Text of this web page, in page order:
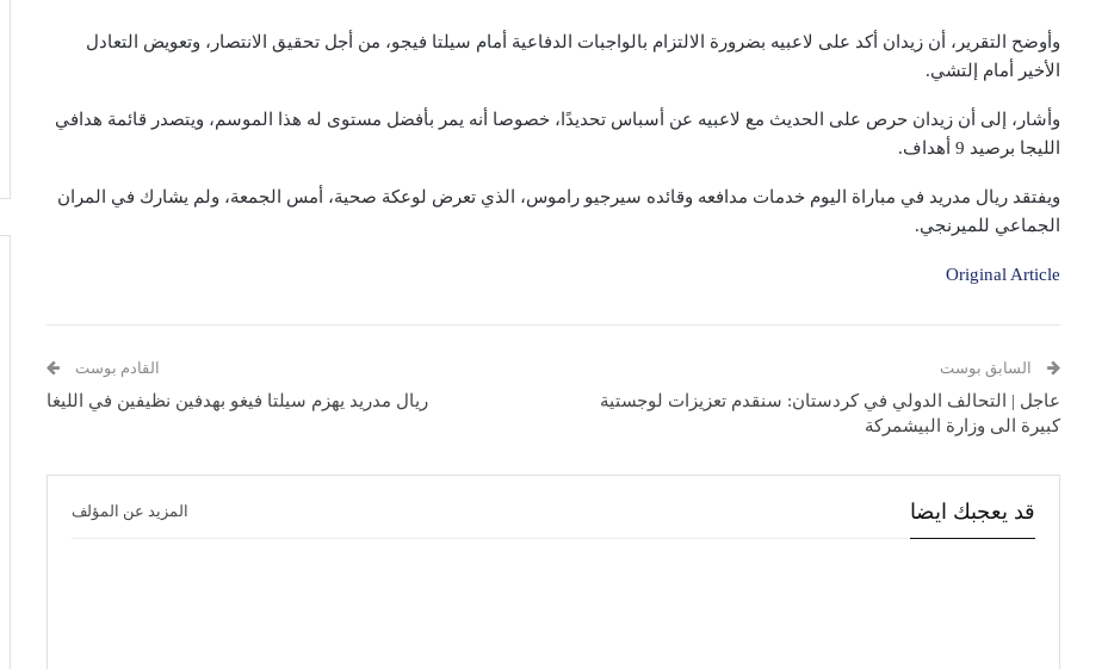
وأوضح التقرير، أن زيدان أكد على لاعبيه بضرورة الالتزام بالواجبات الدفاعية أمام سيلتا فيجو، من أجل تحقيق الانتصار، وتعويض التعادل
الأخير أمام إلتشي.
وأشار، إلى أن زيدان حرص على الحديث مع لاعبيه عن أسباس تحديدًا، خصوصا أنه يمر بأفضل مستوى له هذا الموسم، ويتصدر قائمة هدافي
الليجا برصيد 9 أهداف.
ويفتقد ريال مدريد في مباراة اليوم خدمات مدافعه وقائده سيرجيو راموس، الذي تعرض لوعكة صحية، أمس الجمعة، ولم يشارك في المران
الجماعي للميرنجي.
Original Article
السابق بوست
عاجل | التحالف الدولي في كردستان: سنقدم تعزيزات لوجستية
كبيرة الى وزارة البيشمركة
القادم بوست
ريال مدريد يهزم سيلتا فيغو بهدفين نظيفين في الليغا
قد يعجبك ايضا المزيد عن المؤلف